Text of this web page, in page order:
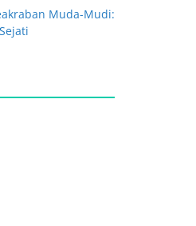
Muda-Mudi: